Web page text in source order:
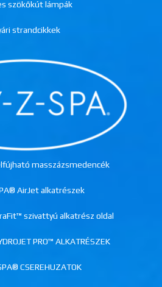
szökőkút lámpák
strandcikkek
masszázsmedencék
AirJet alkatrészek
szivattyú alkatrész oldal
PRO™ ALKATRÉSZEK
CSEREHUZATOK